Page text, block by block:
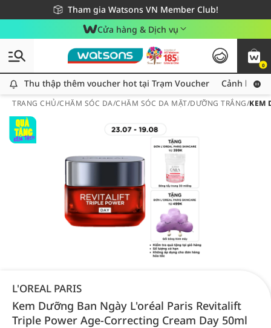
Tham gia Watsons VN Member Club!
Miễn phí giao hàng cho đơn hàng từ 249,000Đ
Giao hàng nhanh 24h - Áp dụng khu vực TP. Hồ Chí Minh
Cửa hàng & Dịch vụ
0
Thu thập thêm voucher hot tại Trạm Voucher
Thu thập thêm voucher hot tại Trạm Voucher Cảnh báo
TRANG CHỦ/CHĂM SÓC DA/CHĂM SÓC DA MẶT/DƯỠNG TRẮNG/KEM
L'OREAL PARIS
Kem Dưỡng Ban Ngày L'oréal Paris Revitalift
Triple Power Age-Correcting Cream Day 50ml